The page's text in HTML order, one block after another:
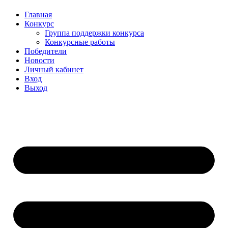
Главная
Конкурс
Группа поддержки конкурса
Конкурсные работы
Победители
Новости
Личный кабинет
Вход
Выход